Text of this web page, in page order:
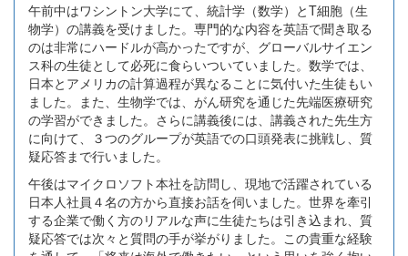
午前中はワシントン大学にて、統計学（数学）とT細胞（生
物学）の講義を受けました。専門的な内容を英語で聞き取る
のは非常にハードルが高かったですが、グローバルサイエン
ス科の生徒として必死に食らいついていました。数学では、
日本とアメリカの計算過程が異なることに気付いた生徒もい
ました。また、生物学では、がん研究を通じた先端医療研究
の学習ができました。さらに講義後には、講義された先生方
に向けて、３つのグループが英語での口頭発表に挑戦し、質
疑応答まで行いました。
午後はマイクロソフト本社を訪問し、現地で活躍されている
日本人社員４名の方から直接お話を伺いました。世界を牽引
する企業で働く方のリアルな声に生徒たちは引き込まれ、質
疑応答では次々と質問の手が挙がりました。この貴重な経験